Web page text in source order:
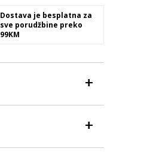
Dostava je besplatna za
sve porudžbine preko
99KM